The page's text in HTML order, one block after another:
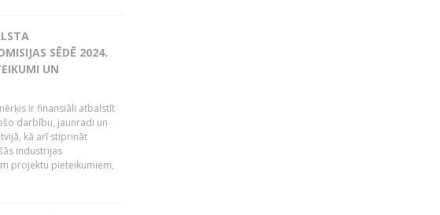
SĒDĒ 2024.
UN
ir finansiāli atbalstīt
darbību, jaunradi un
kā arī stiprināt
industrijas
projektu pieteikumiem,